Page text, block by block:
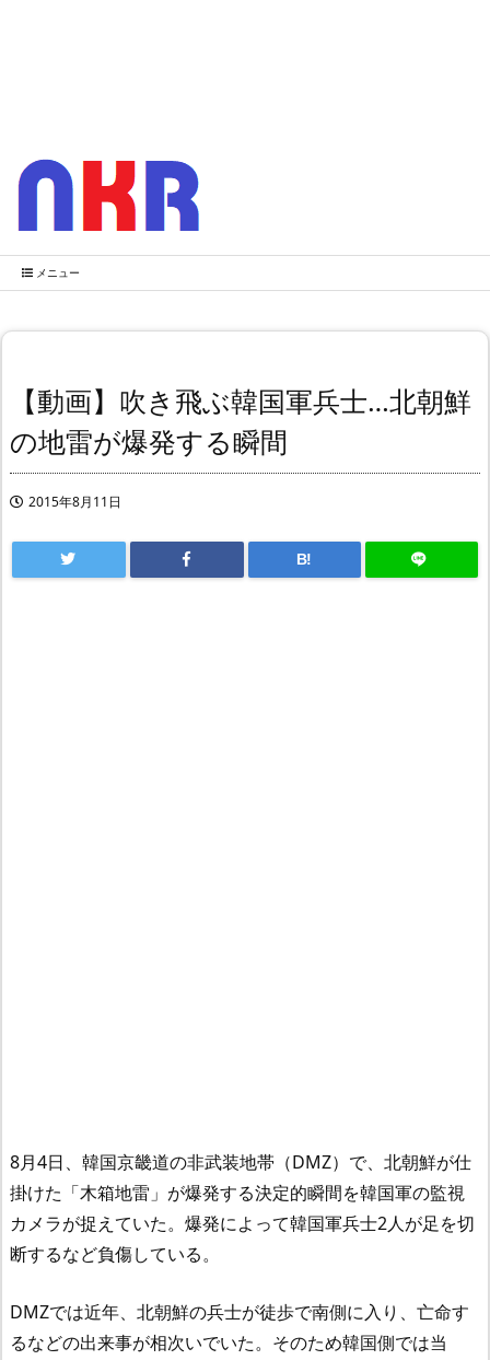
メニュー
【動画】吹き飛ぶ韓国軍兵士…北朝鮮
の地雷が爆発する瞬間
2015年8月11日
B!
8月4日、韓国京畿道の非武装地帯（DMZ）で、北朝鮮が仕
掛けた「木箱地雷」が爆発する決定的瞬間を韓国軍の監視
カメラが捉えていた。爆発によって韓国軍兵士2人が足を切
断するなど負傷している。
DMZでは近年、北朝鮮の兵士が徒歩で南側に入り、亡命す
るなどの出来事が相次いでいた。そのため韓国側では当